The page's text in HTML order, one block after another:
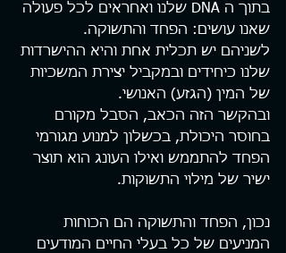
בתוך ה DNA שלנו ואחראים לכל פעולה
שאנו עושים: הפחד והתשוקה.
לשניהם יש תכלית אחת והיא ההישרדות
שלנו כיחידים ובמקביל יצירת המשכיות
של המין (הגזע) האנושי.
ובהקשר הזה הכאב, הסבל מקורם
בחוסר היכולת, בכשלון למנוע מגורמי
הפחד להתממש ואילו העונג הוא תוצר
ישיר של מילוי התשוקות.
נכון, הפחד והתשוקה הם הכוחות
המניעים של כל בעלי החיים המודעים